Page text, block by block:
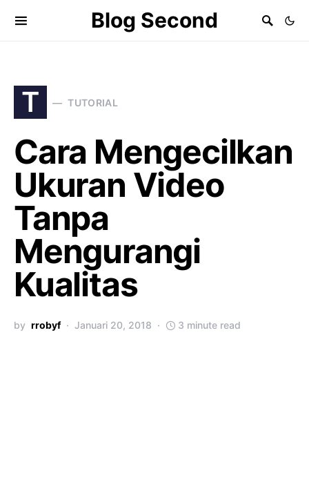
Blog Second
T TUTORIAL
Cara Mengecilkan
Ukuran Video
Tanpa
Mengurangi
Kualitas
by rrobyf Januari 20, 2018 3 minute read